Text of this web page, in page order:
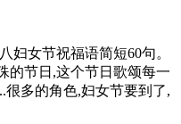
妇女节祝福语简短60句。
的节日,这个节日歌颂每一
很多的角色,妇女节要到了,